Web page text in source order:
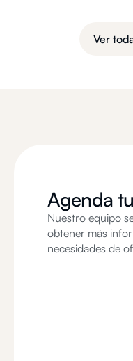
Ver
Agenda
Nuestro equipo
obtener más
necesidades de